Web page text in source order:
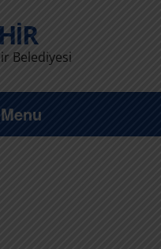
Belediyesi